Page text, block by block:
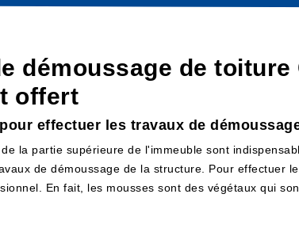
démoussage de toiture
offert
effectuer les travaux de
la partie supérieure de l'immeuble sont
de démoussage de la structure. Pour effectuer
En fait, les mousses sont des végétaux qui